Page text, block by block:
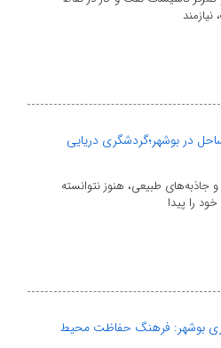
کیلومتر ساحل در بوشهر؛گردشگری دریایی
طبیعی، هنوز نتوانسته
را پیدا
بوشهر: فرهنگ حفاظت محیط